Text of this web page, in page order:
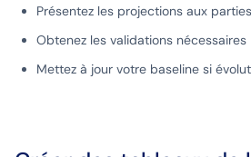
Présentez les projections aux
Obtenez les validations
Mettez à jour votre baseline si